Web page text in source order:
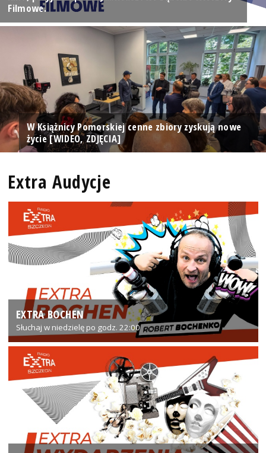
Filmowe.
W Książnicy Pomorskiej cenne zbiory zyskują nowe
życie [WIDEO, ZDJĘCIA]
Extra Audycje
EXTRA BOCHEN
Słuchaj w niedzielę po godz. 22:00